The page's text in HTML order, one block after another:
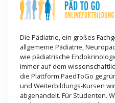
Die Pädiatrie, ein großes
allgemeine Pädiatrie,
wie pädiatrische
immer auf dem
die Plattform PaedToGo
und Weiterbildungs-Kursen
abgehandelt. Für Studenten.